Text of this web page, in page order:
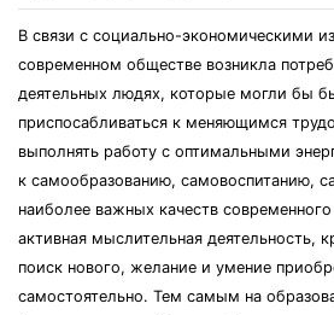
В связи с социально-экономическими
современном обществе возникла
деятельных людях, которые могли бы
приспосабливаться к меняющимся
выполнять работу с оптимальными
к самообразованию, самовоспитанию,
наиболее важных качеств
активная мыслительная деятельность,
поиск нового, желание и умение
самостоятельно. Тем самым на